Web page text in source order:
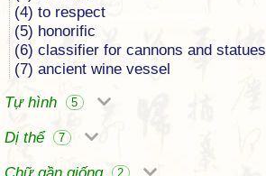
(4) to respect
(5) honorific
(6) classifier for cannons and statues
(7) ancient wine vessel
Tự hình
5
Dị thể 7
2